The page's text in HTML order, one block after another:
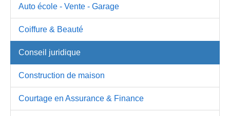
Auto école - Vente - Garage
Coiffure & Beauté
Conseil juridique
Construction de maison
Courtage en Assurance & Finance